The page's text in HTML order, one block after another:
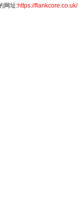
网址:https://flankcore.co.uk/